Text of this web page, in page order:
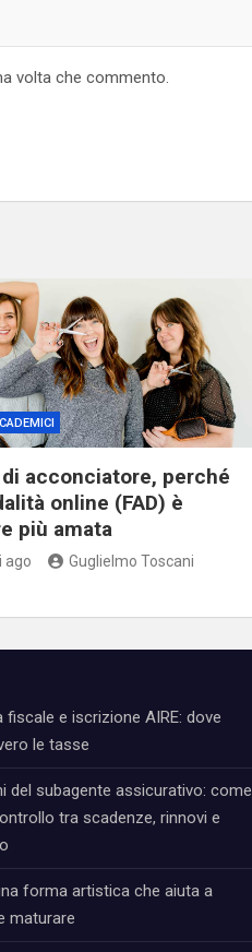
volta che commento.
acconciatore, perché
online (FAD) è
più amata
ago Guglielmo Toscani
fiscale e iscrizione AIRE: dove
le tasse
del subagente assicurativo: come
tra scadenze, rinnovi e
forma artistica che aiuta a
maturare